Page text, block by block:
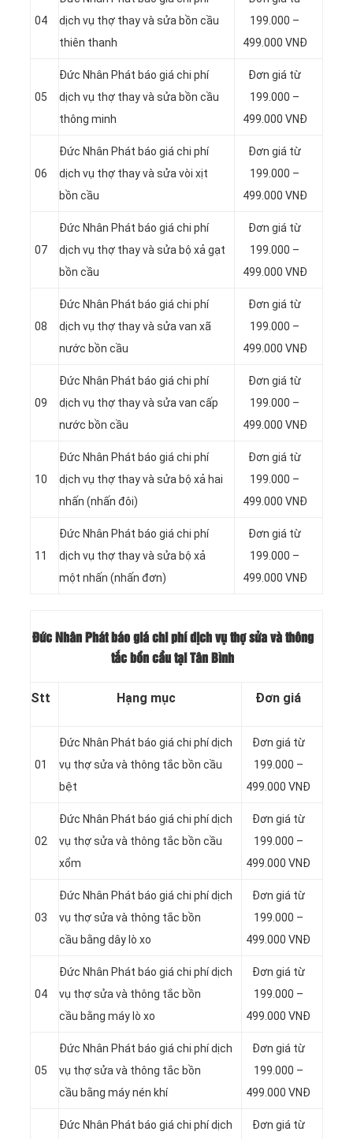
04
dịch vụ thợ thay và sửa bồn cầu
thiên thanh
199.000 –
499.000 VNĐ
05
Đức Nhân Phát báo giá chi phí
dịch vụ thợ thay và sửa bồn cầu
thông minh
Đơn giá từ
199.000 –
499.000 VNĐ
06
Đức Nhân Phát báo giá chi phí
dịch vụ thợ thay và sửa vòi xịt
bồn cầu
Đơn giá từ
199.000 –
499.000 VNĐ
07
Đức Nhân Phát báo giá chi phí
dịch vụ thợ thay và sửa bộ xả gạt
bồn cầu
Đơn giá từ
199.000 –
499.000 VNĐ
08
Đức Nhân Phát báo giá chi phí
dịch vụ thợ thay và sửa van xã
nước bồn cầu
Đơn giá từ
199.000 –
499.000 VNĐ
09
Đức Nhân Phát báo giá chi phí
dịch vụ thợ thay và sửa van cấp
nước bồn cầu
Đơn giá từ
199.000 –
499.000 VNĐ
10
Đức Nhân Phát báo giá chi phí
dịch vụ thợ thay và sửa bộ xả hai
nhấn (nhấn đôi)
Đơn giá từ
199.000 –
499.000 VNĐ
11
Đức Nhân Phát báo giá chi phí
dịch vụ thợ thay và sửa bộ xả
một nhấn (nhấn đơn)
Đơn giá từ
199.000 –
499.000 VNĐ
Đức Nhân Phát báo giá chi phí dịch vụ thợ sửa và thông
tắc bồn cầu tại Tân Bình
Stt Hạng mục Đơn giá
01
Đức Nhân Phát báo giá chi phí dịch
vụ thợ sửa và thông tắc bồn cầu
bệt
Đơn giá từ
199.000 –
499.000 VNĐ
02
Đức Nhân Phát báo giá chi phí dịch
vụ thợ sửa và thông tắc bồn cầu
xổm
Đơn giá từ
199.000 –
499.000 VNĐ
03
Đức Nhân Phát báo giá chi phí dịch
vụ thợ sửa và thông tắc bồn
cầu bằng dây lò xo
Đơn giá từ
199.000 –
499.000 VNĐ
04
Đức Nhân Phát báo giá chi phí dịch
vụ thợ sửa và thông tắc bồn
cầu bằng máy lò xo
Đơn giá từ
199.000 –
499.000 VNĐ
05
Đức Nhân Phát báo giá chi phí dịch
vụ thợ sửa và thông tắc bồn
cầu bằng máy nén khí
Đơn giá từ
199.000 –
499.000 VNĐ
Đức Nhân Phát báo giá chi phí dịch
Đơn giá từ